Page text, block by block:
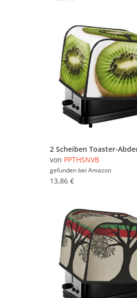
von PPTHSNVB
gefunden bei Amazon
13,86 €